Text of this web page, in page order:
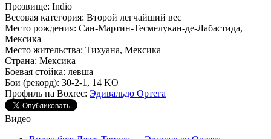
Прозвище: Indio
Весовая категория: Второй легчайший вес
Место рождения: Сан-Мартин-Тесмелукан-де-Лабастида,
Мексика
Место жительства: Тихуана, Мексика
Страна: Мексика
Боевая стойка: левша
Бои (рекорд): 30-2-1, 14 KO
Профиль на Boxrec: Эдивальдо Ортега
Видео